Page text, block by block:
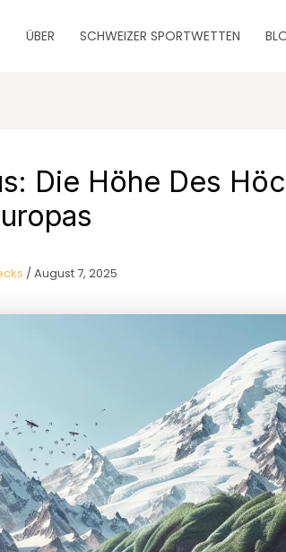
ÜBER SCHWEIZER SPORTWETTEN
Die Höhe Des
/August 7, 2025